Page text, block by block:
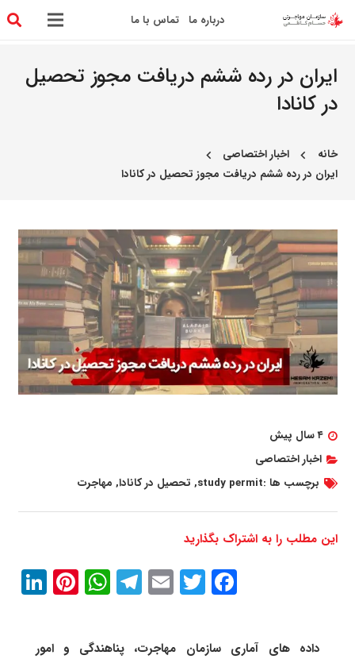
درباره ما تماس با ما
ایران در رده ششم دریافت مجوز تحصیل
در کانادا
خانه chevron_left اخبار اختصاصی chevron_left
ایران در رده ششم دریافت مجوز تحصیل در کانادا
۴ سال پیش
اخبار اختصاصی
برچسب ها :study permit
, تحصیل در کانادا, مهاجرت
این مطلب را به اشتراک بگذارید
Facebook
Twitter
Email
Telegram
داده های آماری سازمان مهاجرت، پناهندگی و امور